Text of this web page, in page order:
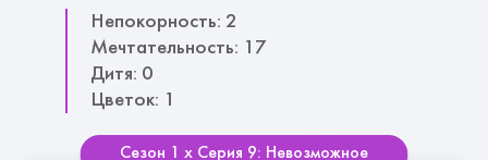
Непокорность: 2
Мечтательность: 17
Дитя: 0
Цветок: 1
Сезон 1 х Серия 9: Невозможное